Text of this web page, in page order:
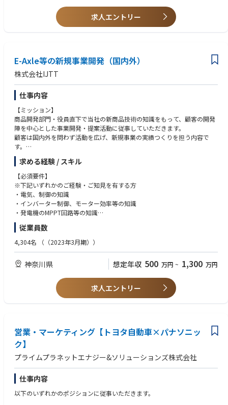
・海外出張あり
※1週間～2か月間／1～2か月ごと
※頻度は担当先による
※毎年新規の取引も拡大して売上も年々伸びている為、やりがいや成長を
実感できます。
※様々な国を相手にできる、グローバルでダイナミックな仕事です。
【製品納入先】
下水処理場、日清食品・コカ・コーラ等の食品製造工場、トヨタ自動車等
の自動車製造工場、東京ミッドタウン・関西空港等の大規模商業施設等
【部署構成】
6名 ※異業界からの中途入社の社員も活躍中
ご本人の強みや適性を活かしながら、将来的には海外事業全体の成長を担
うリーダーとして、以下のような領域で中心的な役割を担っていただくこ
とを期待しています。
・海外市場における営業戦略の立案と推進、代理店ネットワークの再構
築・拡充
・中長期的な販売チャネル構想の策定と実行リード
・主要国・地域におけるパートナーアライアンス戦略の主導
・自社海外拠点（中国・チェコ）と連携したグローバル経営への参画
・将来的には、エリア全体を統括するマネジメントポジションへの登用も
視野
・一人ひとりの裁量が大きく、年齢や入社年次に関係なく、自ら考え、提
案・実行できる機会が豊富にあります。
・上下関係にとらわれないオープンな議論が歓迎され、現場からの発信や
意思決定への参画が推奨されます。
・成果を上げた人材には新規プロジェクトや事業創出のリードも任される
チャンスがあり、手応えのある挑戦が可能です。
・機械装置や産業機械などのBtoB製品を扱った営業経験
・海外営業経験、海外代理店のマネジメント経験
・機械装置の試運転・納入支援・メンテナンスなどの技術サポート経験
【求める人物像】
・前職において、売上・利益・販路開拓などの明確な成果を上げ、そのプ
ロセスを自ら主導した経験がある方
・全体の目標達成に向け、自ら課題を設定し、戦略と実行計画と立てて推
進できる方
・状況の変化や異文化の中でも柔軟に対応し、周囲と連携しながら実行力
を発揮できる方
・論理的かつ簡潔な思考・発言ができ、適切なタイミングでの報連相が行
える方
・製品や顧客に対する深い理解と専門性に加え、社内外との信頼関係を構
築できる対人スキルを備えた方
・将来的に、海外市場をけん引するマネジメント人材として事業を担う覚
悟と意欲のある方
求人エントリー
E-Axle等の新規事業開発（国内外）
株式会社IJTT
仕事内容
【ミッション】
商品開発部門・役員直下で当社の新商品技術の知識をもって、顧客の開発
陣を中心とした事業開発・提案活動に従事していただきます。
顧客は国内外を問わず活動を広げ、新規事業の実績つくりを担う内容で
す。
【詳細】
・技術提案
・新規事業開発
・企業深耕、企業開拓
・顧客折衝、営業活動
・トップアプローチ 等
求める経験 / スキル
【必須要件】
※下記いずれかのご経験・ご知見を有する方
・電気、制御の知識
・インバーター制御、モーター効率等の知識
・発電機のMPPT回路等の知識
・市場調査マーケテイングにおける幅広い行動力
・ビジネスレベルでの英語実務経験
・電動化商品eAXLE等の設計実務経験
・自動車動力伝達系の設計実務経験
従業員数
4,304名 （（2023年3月期））
神奈川県 想定年収 500 万円 ~ 1,300 万円
求人エントリー
営業・マーケティング【トヨタ自動車×パナソニッ
ク】
プライムプラネットエナジー&ソリューションズ株式会社
仕事内容
以下のいずれかのポジションに従事いただきます。